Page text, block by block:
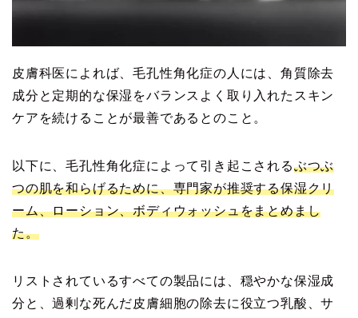
皮膚科医によれば、毛孔性角化症の人には、角質除去
成分と定期的な保湿をバランスよく取り入れたスキン
ケアを続けることが最善であるとのこと。
以下に、毛孔性角化症によって引き起こされるぶつぶ
つの肌を和らげるために、専門家が推奨する保湿クリ
ーム、ローション、ボディウォッシュをまとめまし
た。
リストされているすべての製品には、穏やかな保湿成
分と、過剰な死んだ皮膚細胞の除去に役立つ乳酸、サ